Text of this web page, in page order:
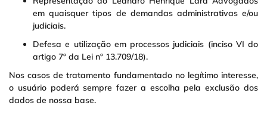
em quaisquer tipos de demandas administrativas e/ou
judiciais.
Defesa e utilização em processos judiciais (inciso VI do
artigo 7º da Lei nº 13.709/18).
Nos casos de tratamento fundamentado no legítimo interesse,
o usuário poderá sempre fazer a escolha pela exclusão dos
dados de nossa base.